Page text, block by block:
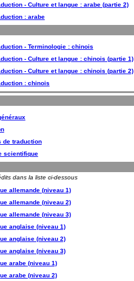
- Culture et langue : arabe (partie 2)
: arabe
- Terminologie : chinois
- Culture et langue : chinois (partie 1)
- Culture et langue : chinois (partie 2)
: chinois
de traduction
scientifique
dans la liste ci-dessous
allemande (niveau 1)
allemande (niveau 2)
allemande (niveau 3)
anglaise (niveau 1)
anglaise (niveau 2)
anglaise (niveau 3)
arabe (niveau 1)
arabe (niveau 2)